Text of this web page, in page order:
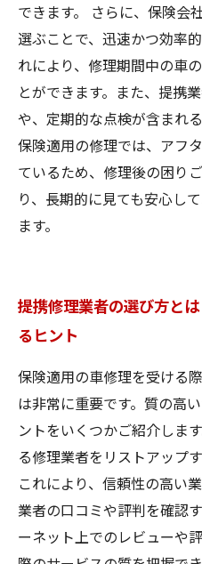
できます。 さらに、保険会
選ぶことで、迅速かつ効率
れにより、修理期間中の車
とができます。また、提携
や、定期的な点検が含まれ
保険適用の修理では、アフ
ているため、修理後の困り
り、長期的に見ても安心し
ます。
提携修理業者の選び方と
るヒント
保険適用の車修理を受ける
は非常に重要です。質の高
ントをいくつかご紹介しま
る修理業者をリストアップ
これにより、信頼性の高い
業者の口コミや評判を確認
ーネット上でのレビューや